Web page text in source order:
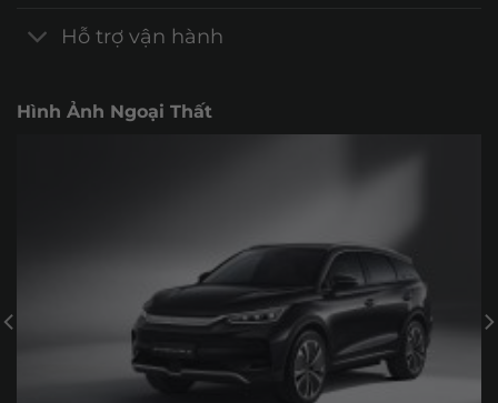
Hỗ trợ vận hành
Hình Ảnh Ngoại Thất